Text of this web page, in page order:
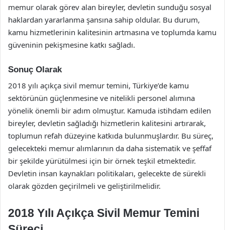
memur olarak görev alan bireyler, devletin sunduğu sosyal
haklardan yararlanma şansına sahip oldular. Bu durum,
kamu hizmetlerinin kalitesinin artmasına ve toplumda kamu
güveninin pekişmesine katkı sağladı.
Sonuç Olarak
2018 yılı açıkça sivil memur temini, Türkiye’de kamu
sektörünün güçlenmesine ve nitelikli personel alımına
yönelik önemli bir adım olmuştur. Kamuda istihdam edilen
bireyler, devletin sağladığı hizmetlerin kalitesini artırarak,
toplumun refah düzeyine katkıda bulunmuşlardır. Bu süreç,
gelecekteki memur alımlarının da daha sistematik ve şeffaf
bir şekilde yürütülmesi için bir örnek teşkil etmektedir.
Devletin insan kaynakları politikaları, gelecekte de sürekli
olarak gözden geçirilmeli ve geliştirilmelidir.
2018 Yılı Açıkça Sivil Memur Temini